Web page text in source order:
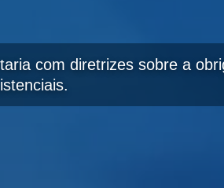
com diretrizes sobre a